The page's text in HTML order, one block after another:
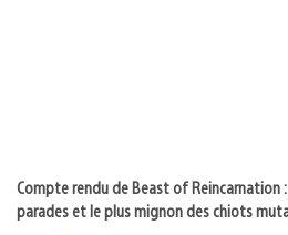
Compte rendu de Beast of Reincarnation
parades et le plus mignon des chiots